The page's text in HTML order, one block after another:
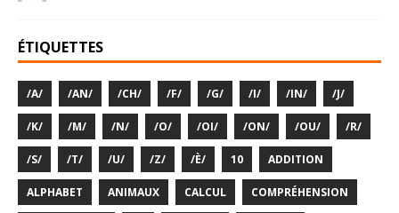
ÉTIQUETTES
/A/ /AN/ /CH/ /F/ /G/ /I/ /IN/ /J/
/K/ /M/ /N/ /O/ /OI/ /ON/ /OU/ /R/
/S/ /T/ /U/ /Z/ /È/ 10 ADDITION
ALPHABET ANIMAUX CALCUL COMPRÉHENSION